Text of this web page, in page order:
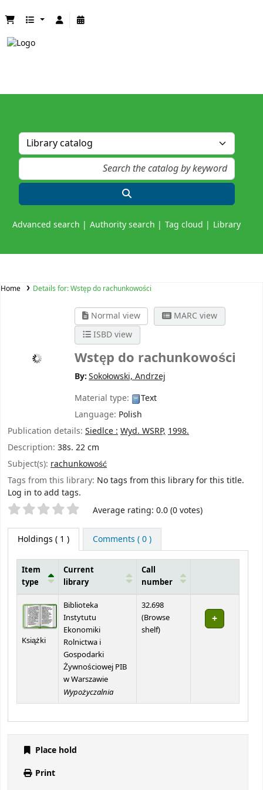
Advanced search Authority search Tag cloud Library
Home Details for:Wstęp do rachunkowości
Normal view
MARC view
ISBD view
Wstęp do rachunkowości
By:Sokołowski, Andrzej
Material type:
Text
Language: Polish
Publication details: Siedlce :Wyd. WSRP,1998.
Description: 38s. 22 cm
Subject(s): rachunkowość
Tags from this library: No tags from this library for this title.
Log in to add tags.
Star ratings Average rating: 0.0 (0 votes)
Holdings ( 1 ) Comments ( 0 )
Item
type
Current
library
Call
number
Książki
Biblioteka
Instytutu
Ekonomiki
Rolnictwa i
Gospodarki
Żywnościowej PIB
w Warszawie
Wypożyczalnia
32.698
(Browse
shelf(Opens below)
)
Place hold
Print